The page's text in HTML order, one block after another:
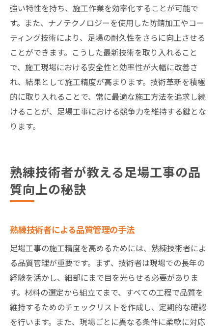
強い特性を持ち、施工作業を効率化することが可能で
す。また、ナノテクノロジーを使用した防錆加工やコー
ティング技術により、足場の耐久性をさらに向上させる
ことができます。こうした最新技術を取り入れること
で、施工現場における安全性と効率性が大幅に改善さ
れ、結果として施工精度が高まります。技術革新を積極
的に取り入れることで、常に最適な施工方法を追求し続
けることが、足場工事における競争力を維持する鍵とな
ります。
熟練技術者が教える足場工事の品
質向上の秘訣
熟練技術者による品質管理の手法
足場工事の施工精度を高めるためには、熟練技術者によ
る品質管理が重要です。まず、技術者は現場での長年の
経験を活かし、細部にまで目を光らせる必要がありま
す。材料の選定から組立てまで、すべての工程で品質を
維持するためのチェックリストを作成し、定期的な確認
を行います。また、現場ごとに異なる条件に柔軟に対応